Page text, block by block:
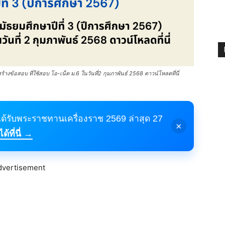
างข้อสอบ ที่ใช้สอบ โอ-เน็ต ม.6 ในวันที่2 กุมภาพันธ์ 2568 ดาวน์โหลดที่นี่
รับพระราชทานเครื่องราช 2569 ล่าสุด 27
ด้ที่นี่ →
×